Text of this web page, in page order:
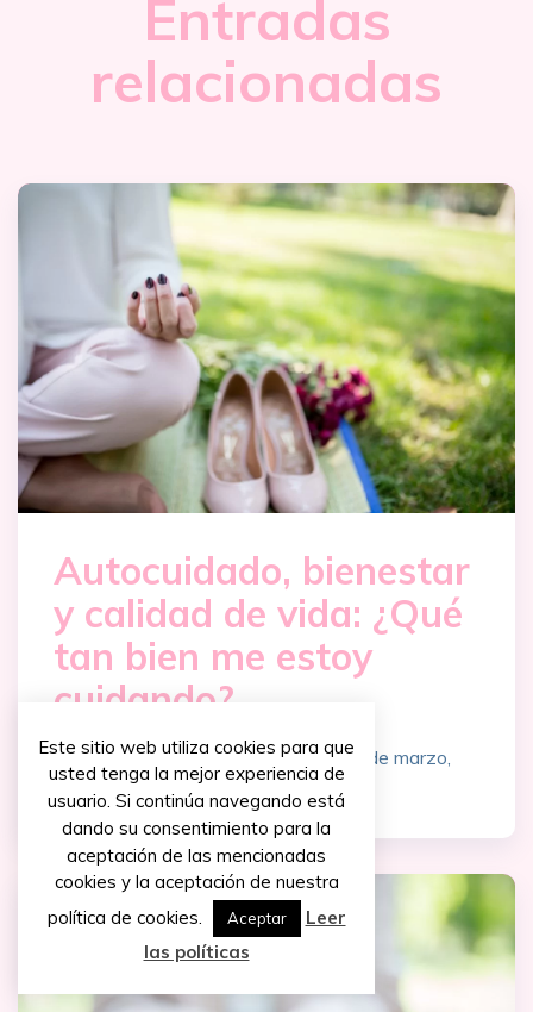
Entradas
relacionadas
Autocuidado, bienestar
y calidad de vida: ¿Qué
tan bien me estoy
cuidando?
Psicología Clínica y Salud Mental~5 de marzo,
2016
Este sitio web utiliza cookies para que
usted tenga la mejor experiencia de
usuario. Si continúa navegando está
dando su consentimiento para la
aceptación de las mencionadas
cookies y la aceptación de nuestra
política de cookies.
Aceptar
Leer
las políticas